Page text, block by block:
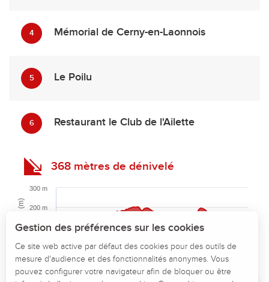
Dénivelé
4 Mémorial de Cerny-en-Laonnois
5 Le Poilu
6 Restaurant le Club de l'Ailette
368 mètres de dénivelé
Distance (km)
Altitude (m)
0 m
100 m
200 m
300 m
Highcharts.com
Gestion des préférences sur les cookies
Ce site web active par défaut des cookies pour des outils de
mesure d'audience et des fonctionnalités anonymes. Vous
pouvez configurer votre navigateur afin de bloquer ou être